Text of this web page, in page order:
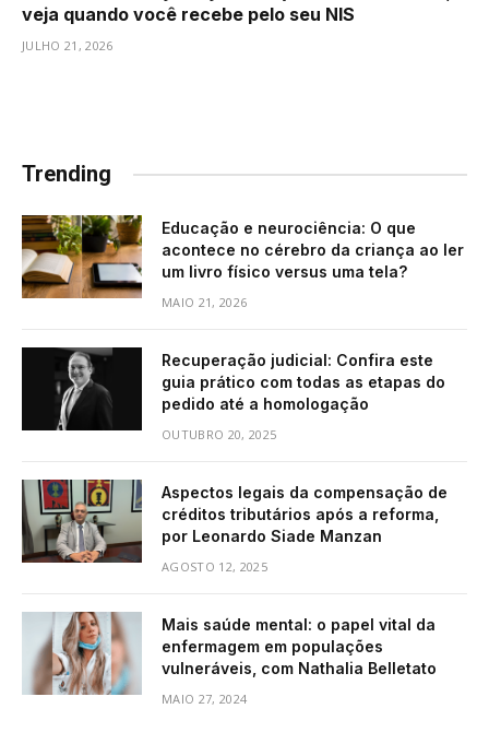
veja quando você recebe pelo seu NIS
JULHO 21, 2026
Trending
Educação e neurociência: O que
acontece no cérebro da criança ao ler
um livro físico versus uma tela?
MAIO 21, 2026
Recuperação judicial: Confira este
guia prático com todas as etapas do
pedido até a homologação
OUTUBRO 20, 2025
Aspectos legais da compensação de
créditos tributários após a reforma,
por Leonardo Siade Manzan
AGOSTO 12, 2025
Mais saúde mental: o papel vital da
enfermagem em populações
vulneráveis, com Nathalia Belletato
MAIO 27, 2024